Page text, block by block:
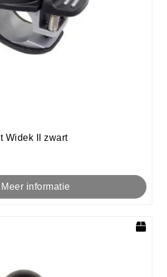
Widek II zwart
Meer informatie